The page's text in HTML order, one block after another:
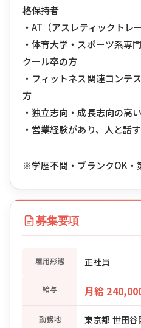
格保持者
・AT（アスレティックトレ
・体育大学・スポーツ系専
クール卒の方
・フィットネス関連コンテ
方
・独立志向・成長志向の高
・営業経験があり、人と話
※学歴不問・ブランクOK・
募集要項
雇用形態 正社員
給与 月給
勤務地
東京都 世田谷